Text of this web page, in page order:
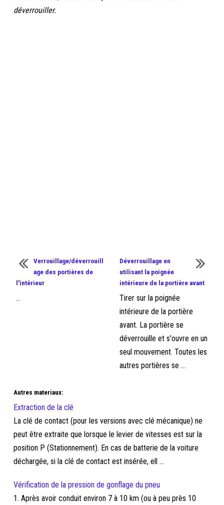
déverrouiller.
Verrouillage/déverrouill
age des portières de
l'intérieur
...
Déverrouillage en
utilisant la poignée
intérieure de la portière avant
Tirer sur la poignée
intérieure de la portière
avant. La portière se
déverrouille et s'ouvre en un
seul mouvement. Toutes les
autres portières se ...
Autres materiaux:
Extraction de la clé
La clé de contact (pour les versions avec clé mécanique) ne
peut être extraite que lorsque le levier de vitesses est sur la
position P (Stationnement). En cas de batterie de la voiture
déchargée, si la clé de contact est insérée, ell ...
Vérification de la pression de gonflage du pneu
1. Après avoir conduit environ 7 à 10 km (ou à peu près 10